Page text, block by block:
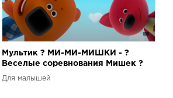
Мультик ? МИ-МИ-МИШКИ - ?
Веселые соревнования Мишек ?
Сборник серий
Для малышей